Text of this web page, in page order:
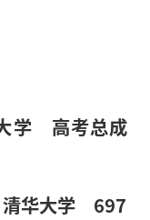
学 高考总成
华大学 697